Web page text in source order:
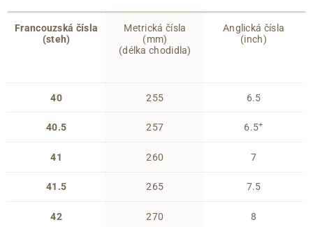
Francouzská čísla
(steh)
40
40.5
41
41.5
42
Metrická čísla
(mm)
(délka chodidla)
255
257
260
265
270
Anglická čísla
(inch)
6.5
6.5+
7
7.5
8